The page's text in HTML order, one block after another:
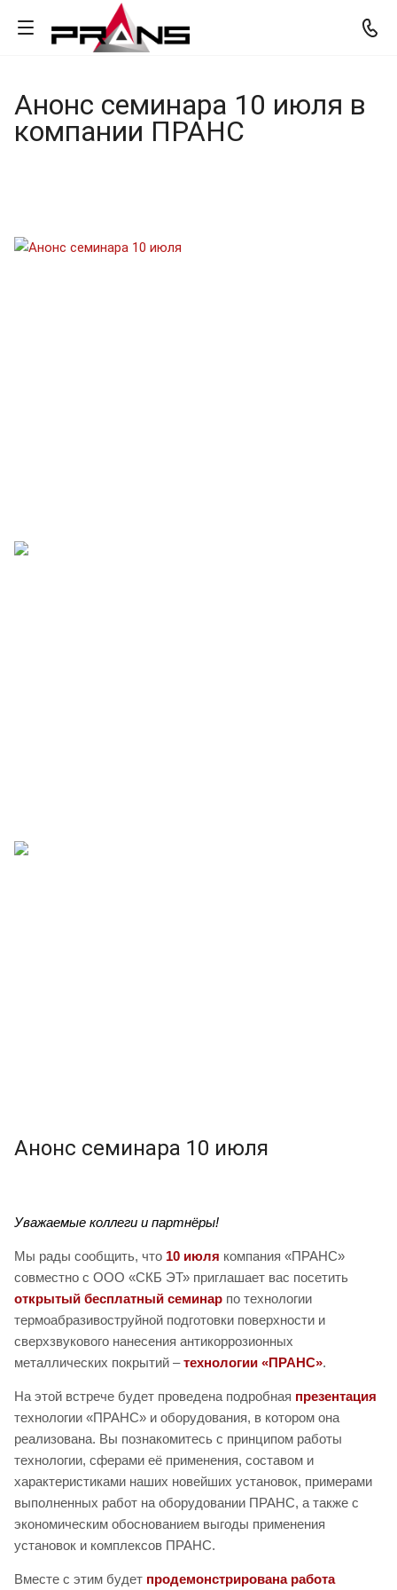
Анонс семинара 10 июля в
компании ПРАНС
Анонс семинара 10 июля
Уважаемые коллеги и партнёры!
Мы рады сообщить, что 10 июля компания «ПРАНС»
совместно с ООО «СКБ ЭТ» приглашает вас посетить
открытый бесплатный семинар по технологии
термоабразивоструйной подготовки поверхности и
сверхзвукового нанесения антикоррозионных
металлических покрытий –технологии «ПРАНС».
На этой встрече будет проведена подробная презентация
технологии «ПРАНС» и оборудования, в котором она
реализована. Вы познакомитесь с принципом работы
технологии, сферами её применения, составом и
характеристиками наших новейших установок, примерами
выполненных работ на оборудовании ПРАНС, а также с
экономическим обоснованием выгоды применения
установок и комплексов ПРАНС.
Вместе с этим будет продемонстрирована работа